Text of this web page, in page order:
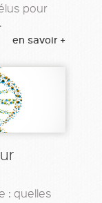
pour
en savoir +
: quelles